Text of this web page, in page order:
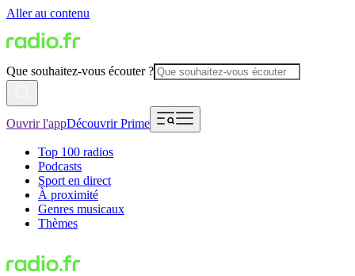
Aller au contenu
Que souhaitez-vous écouter ?
Ouvrir l'appDécouvrir Prime
Top 100 radios
Podcasts
Sport en direct
À proximité
Genres musicaux
Thèmes